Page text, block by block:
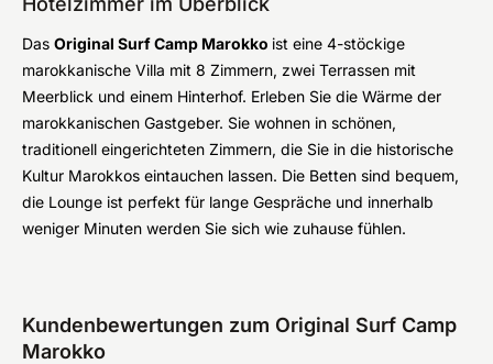
Das Original Surf Camp Marokko ist eine 4-stöckige
marokkanische Villa mit 8 Zimmern, zwei Terrassen mit
Meerblick und einem Hinterhof. Erleben Sie die Wärme der
marokkanischen Gastgeber. Sie wohnen in schönen,
traditionell eingerichteten Zimmern, die Sie in die historische
Kultur Marokkos eintauchen lassen. Die Betten sind bequem,
die Lounge ist perfekt für lange Gespräche und innerhalb
weniger Minuten werden Sie sich wie zuhause fühlen.
Kundenbewertungen zum Original Surf Camp
Marokko